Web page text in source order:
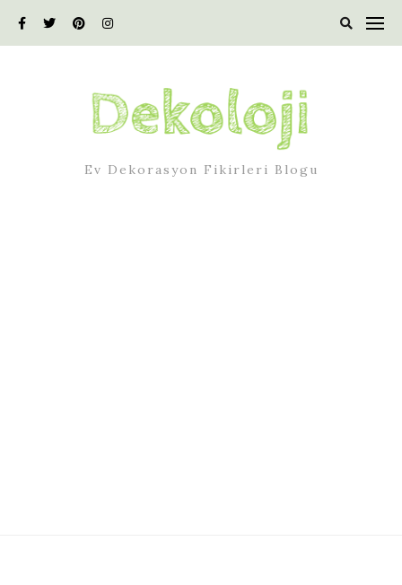
Ev Dekorasyon Fikirleri Blogu